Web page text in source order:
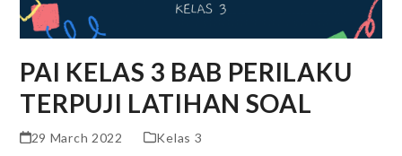
PAI KELAS 3 BAB PERILAKU
TERPUJI LATIHAN SOAL
29 March 2022 Kelas 3